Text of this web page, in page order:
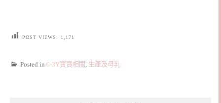
POST VIEWS: 1,171
Posted in 0-3Y寶寶相關 生產及母乳